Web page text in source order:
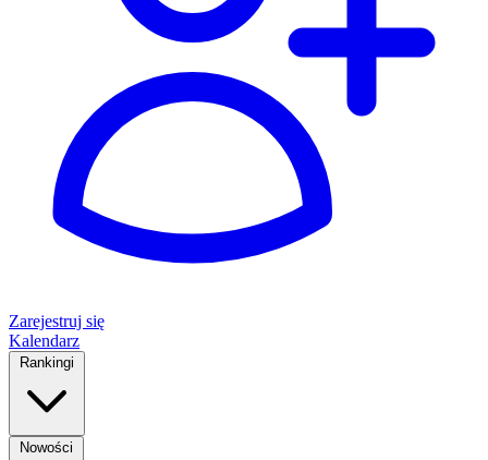
Zarejestruj się
Kalendarz
Rankingi
Nowości